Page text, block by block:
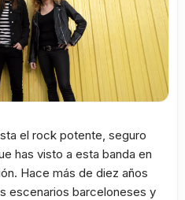
el rock potente, seguro
has visto a esta banda en
Hace más de diez años
escenarios barceloneses y